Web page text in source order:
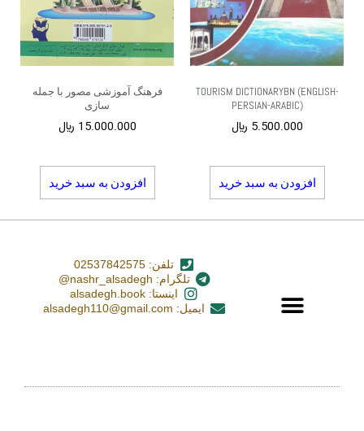
TOURISM DICTIONARYBN (ENGLISH-
PERSIAN-ARABIC)
5.500.000 ﷼
افزودن به سبد خرید
فرهنگ آموزشی مصور با جمله
سازی
15.000.000 ﷼
افزودن به سبد خرید
تلفن: 02537842575
تلگرام: nashr_alsadegh@
اینستا: alsadegh.book
ایمیل: alsadegh110@gmail.com